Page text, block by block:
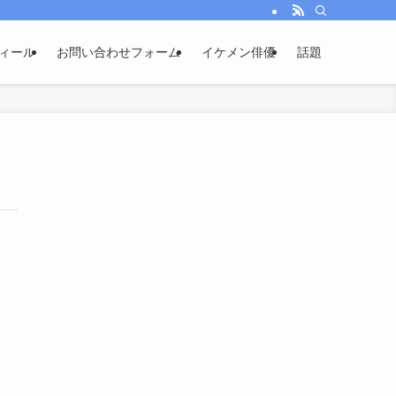
ール お問い合わせフォーム イケメン俳優 話題